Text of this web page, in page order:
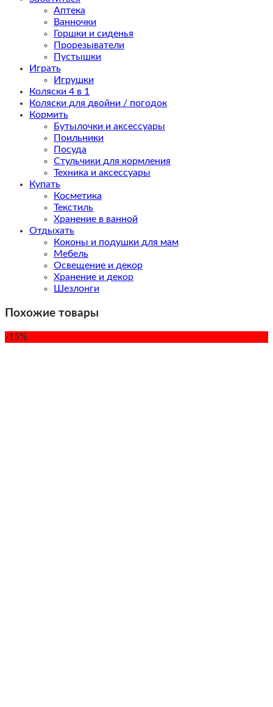
Аптека
Ванночки
Горшки и сиденья
Прорезыватели
Пустышки
Играть
Игрушки
Коляски 4 в 1
Коляски для двойни / погодок
Кормить
Бутылочки и аксессуары
Поильники
Посуда
Стульчики для кормления
Техника и аксессуары
Купать
Косметика
Текстиль
Хранение в ванной
Отдыхать
Коконы и подушки для мам
Мебель
Освещение и декор
Хранение и декор
Шезлонги
Похожие товары
-15%